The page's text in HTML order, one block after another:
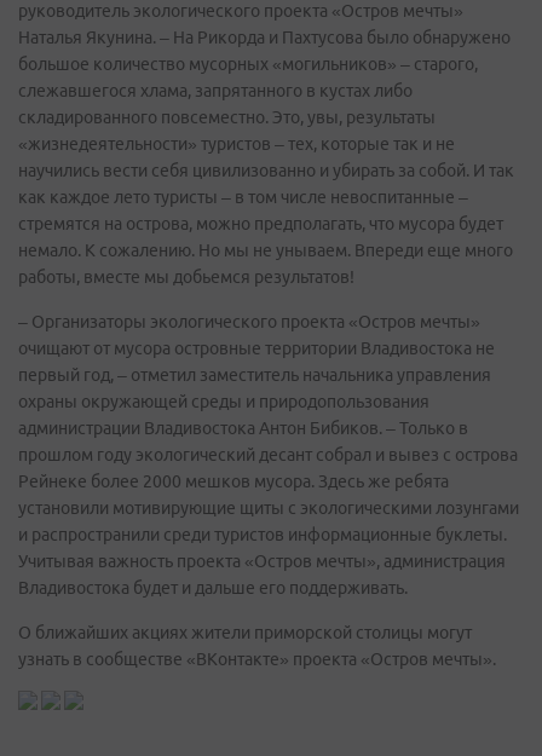
руководитель экологического проекта «Остров мечты»
Наталья Якунина. – На Рикорда и Пахтусова было обнаружено
большое количество мусорных «могильников» – старого,
слежавшегося хлама, запрятанного в кустах либо
складированного повсеместно. Это, увы, результаты
«жизнедеятельности» туристов – тех, которые так и не
научились вести себя цивилизованно и убирать за собой. И так
как каждое лето туристы – в том числе невоспитанные –
стремятся на острова, можно предполагать, что мусора будет
немало. К сожалению. Но мы не унываем. Впереди еще много
работы, вместе мы добьемся результатов!
– Организаторы экологического проекта «Остров мечты»
очищают от мусора островные территории Владивостока не
первый год, – отметил заместитель начальника управления
охраны окружающей среды и природопользования
администрации Владивостока Антон Бибиков. – Только в
прошлом году экологический десант собрал и вывез с острова
Рейнеке более 2000 мешков мусора. Здесь же ребята
установили мотивирующие щиты с экологическими лозунгами
и распространили среди туристов информационные буклеты.
Учитывая важность проекта «Остров мечты», администрация
Владивостока будет и дальше его поддерживать.
О ближайших акциях жители приморской столицы могут
узнать в сообществе «ВКонтакте» проекта «Остров мечты».